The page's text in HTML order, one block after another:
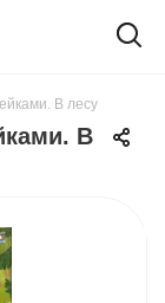
В лесу
В